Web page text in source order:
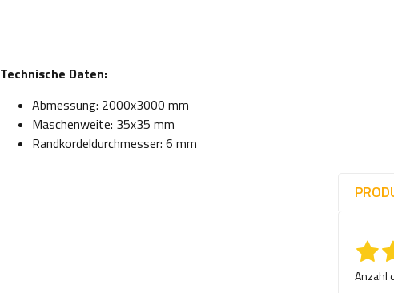
Anzahl
Technische Daten:
Abmessung: 2000x3000 mm
Maschenweite: 35x35 mm
Randkordeldurchmesser: 6 mm